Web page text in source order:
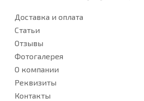
Доставка и оплата
Статьи
Отзывы
Фотогалерея
О компании
Реквизиты
Контакты